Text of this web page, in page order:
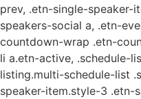
prev, .etn-single-speaker-
speakers-social a, .etn-
countdown-wrap .etn-
li a.etn-active, .schedule-
listing.multi-schedule-list
speaker-item.style-3 .etn-